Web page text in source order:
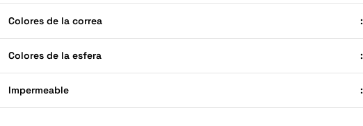
Colores de la correa :
Colores de la esfera :
Impermeable :